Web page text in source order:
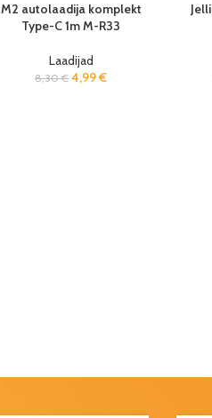
M2 autolaadija komplekt
Type-C 1m M-R33
Laadijad
8,30€ 4,99€